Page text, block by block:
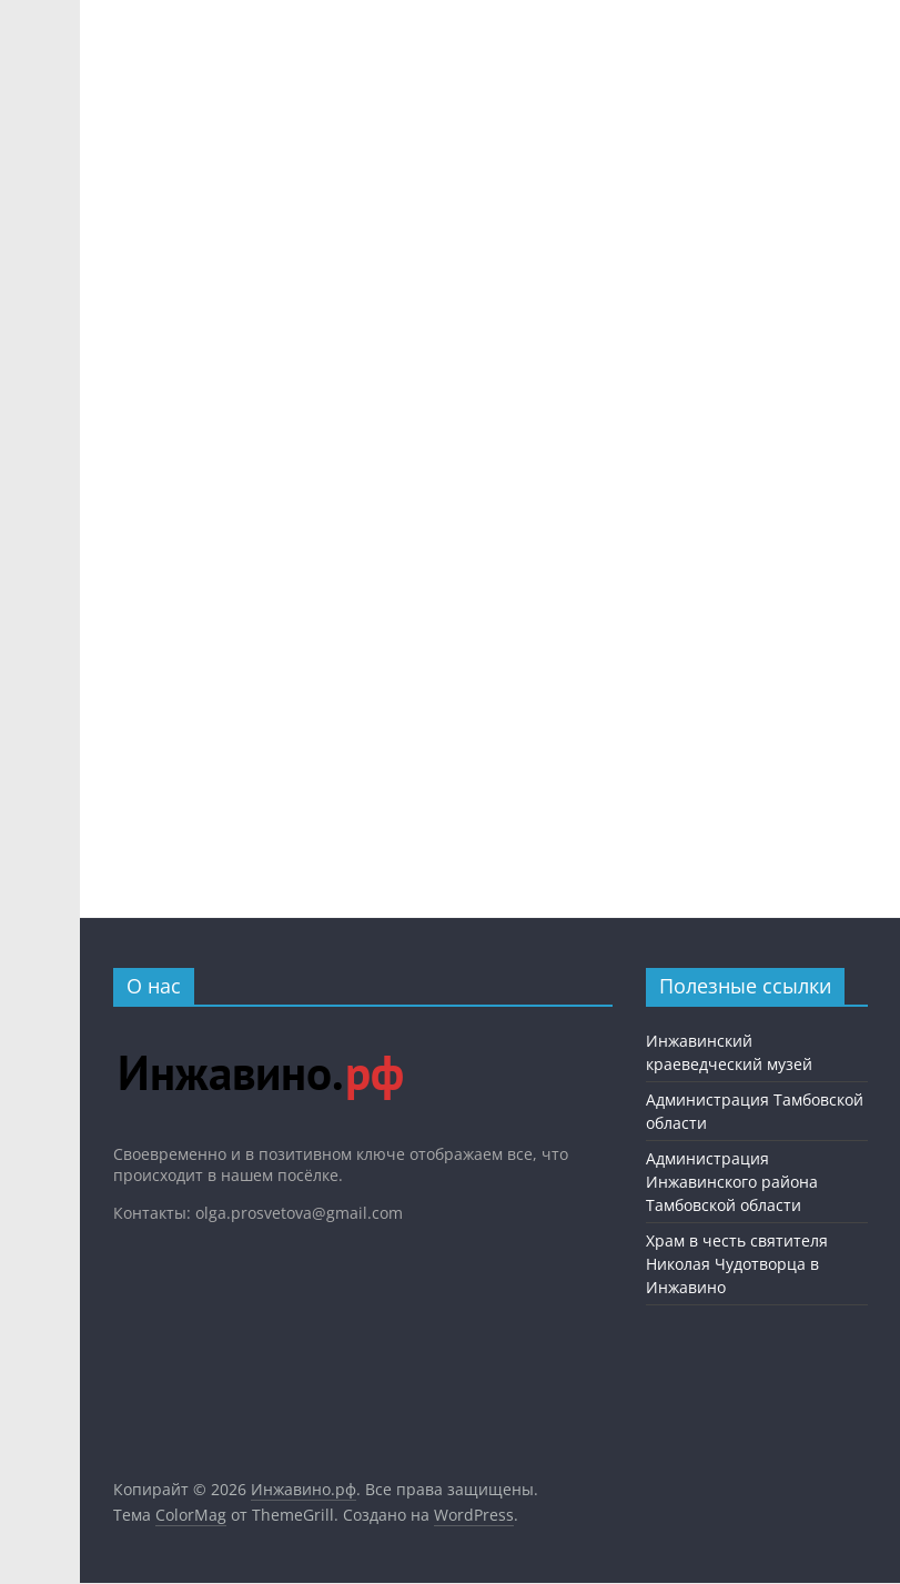
О нас
Cвоевременно и в позитивном ключе отображаем все, что
происходит в нашем посёлке.
Контакты: olga.prosvetova@gmail.com
Полезные ссылки
Инжавинский
краеведческий музей
Администрация Тамбовской
области
Администрация
Инжавинского района
Тамбовской области
Храм в честь святителя
Николая Чудотворца в
Инжавино
Копирайт © 2026 Инжавино.рф. Все права защищены.
Тема ColorMag от ThemeGrill. Создано на WordPress.